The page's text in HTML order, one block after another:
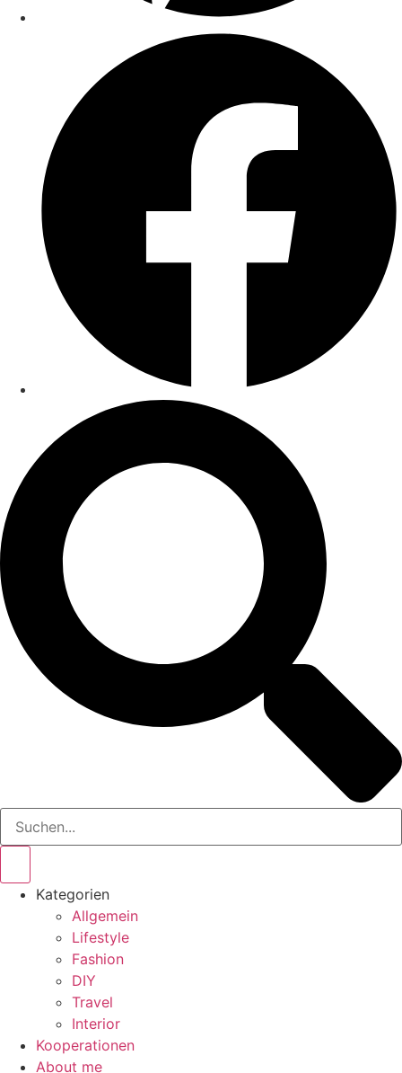
Kategorien
Allgemein
Lifestyle
Fashion
DIY
Travel
Interior
Kooperationen
About me